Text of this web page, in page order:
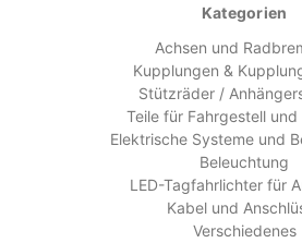
Kategorien
Achsen und
Kupplungen &
Stützräder /
Teile für Fahrgestell
Elektrische Systeme und
Beleuchtung
LED-Tagfahrlichter für
Kabel und
Verschiedenes